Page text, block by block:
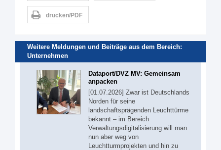
drucken/PDF
Weitere Meldungen und Beiträge aus dem Bereich:
Unternehmen
Dataport/DVZ MV: Gemeinsam
anpacken
[01.07.2026] Zwar ist Deutschlands
Norden für seine
landschaftsprägenden Leuchttürme
bekannt – im Bereich
Verwaltungsdigitalisierung will man
nun aber weg von
Leuchtturmprojekten und hin zu